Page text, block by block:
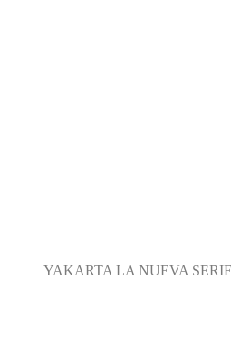
YAKARTA LA NUEVA